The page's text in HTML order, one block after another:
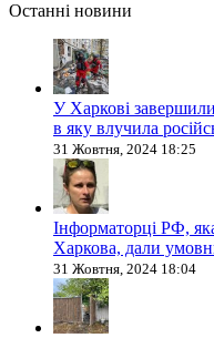
Останні новини
У Харкові завершили
в яку влучила
31 Жовтня, 2024 18:25
Інформаторці РФ,
Харкова, дали
31 Жовтня, 2024 18:04